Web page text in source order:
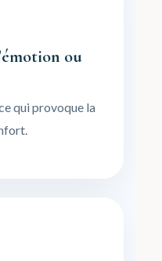
ou
qui provoque la